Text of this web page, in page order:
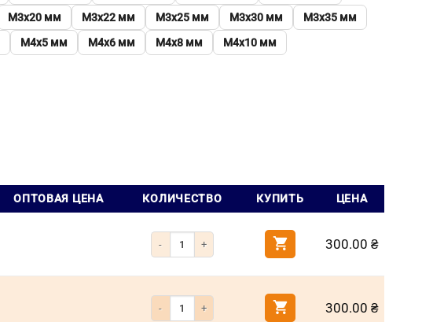
М3х20 мм М3х22 мм М3х25 мм М3х30 мм
М3х35 мм
М4х5 мм М4х6 мм М4х8 мм М4х10 мм
ОПТОВАЯ ЦЕНА КОЛИЧЕСТВО КУПИТЬ ЦЕНА
Количество товара Фиксатор резьбы анаэробный низкой
300.00 ₴
Количество товара Фиксатор резьбы анаэробный средней
300.00 ₴